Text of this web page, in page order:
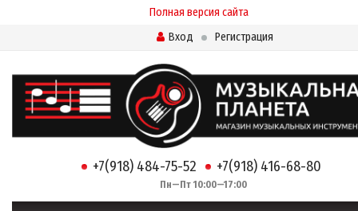
Полная версия сайта
Вход
Регистрация
+7(918) 484-75-52 +7(918) 416-68-80
Пн—Пт 10:00—17:00